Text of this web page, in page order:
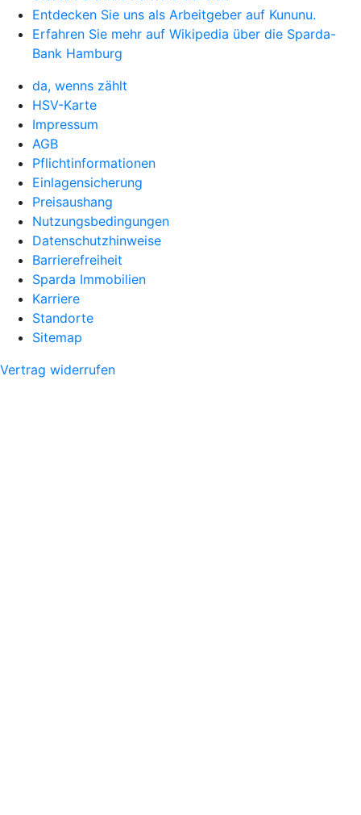
Entdecken Sie uns als Arbeitgeber auf Kununu.
Erfahren Sie mehr auf Wikipedia über die Sparda-
Bank Hamburg
da, wenns zählt
HSV-Karte
Impressum
AGB
Pflichtinformationen
Einlagensicherung
Preisaushang
Nutzungsbedingungen
Datenschutzhinweise
Barrierefreiheit
Sparda Immobilien
Karriere
Standorte
Sitemap
Vertrag widerrufen